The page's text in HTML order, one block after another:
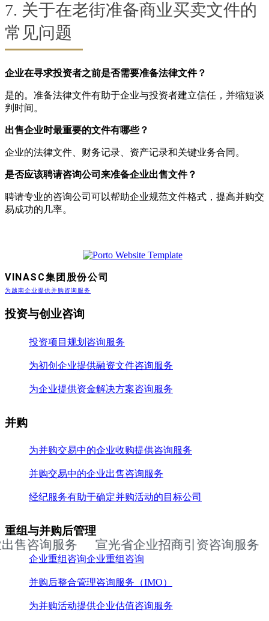
7. 关于在老街准备商业买卖文件的
常见问题
企业在寻求投资者之前是否需要准备法律文件？
是的。准备法律文件有助于企业与投资者建立信任，并缩短谈
判时间。
出售企业时最重要的文件有哪些？
企业的法律文件、财务记录、资产记录和关键业务合同。
是否应该聘请咨询公司来准备企业出售文件？
聘请专业的咨询公司可以帮助企业规范文件格式，提高并购交
易成功的几率。
VINASC集团股份公司
为越南企业提供并购咨询服务
投资与创业咨询
投资项目规划咨询服务
为初创企业提供融资文件咨询服务
为企业提供资金解决方案咨询服务
并购
为并购交易中的企业收购提供咨询服务
并购交易中的企业出售咨询服务
经纪服务有助于确定并购活动的目标公司
重组与并购后管理
企业重组咨询企业重组咨询
并购后整合管理咨询服务（IMO）
为并购活动提供企业估值咨询服务
咨询服务 宣光省企业招商引资咨询服务